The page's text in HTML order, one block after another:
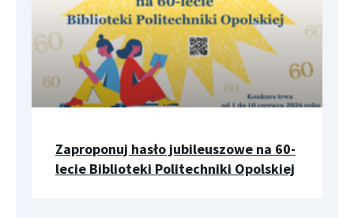
Zaproponuj hasło jubileuszowe na 60-
lecie Biblioteki Politechniki Opolskiej